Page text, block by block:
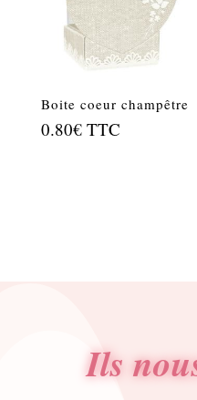
Boite coeur champêtre
0.80€ TTC
Ils